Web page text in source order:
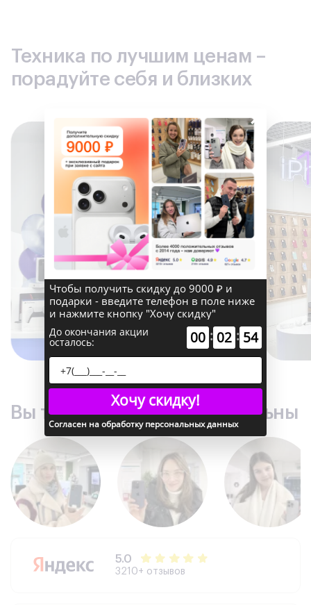
Техника по лучшим ценам –
порадуйте себя и близких
Вы точно останетесь довольны
5.0
3210+ отзывов
×
Чтобы получить скидку до 9000 ₽ и
подарки - введите телефон в поле ниже
и нажмите кнопку "Хочу скидку"
До окончания акции
осталось: 00 : 02 : 53
Хочу скидку!
Согласен на обработку персональных данных